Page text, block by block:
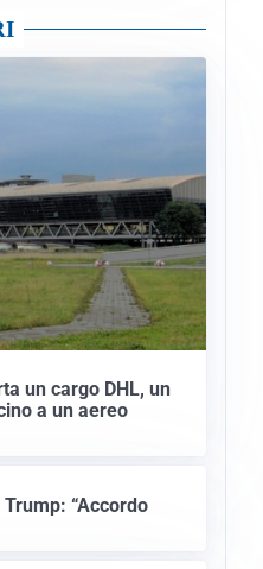
un cargo DHL, un
a un aereo
“Accordo